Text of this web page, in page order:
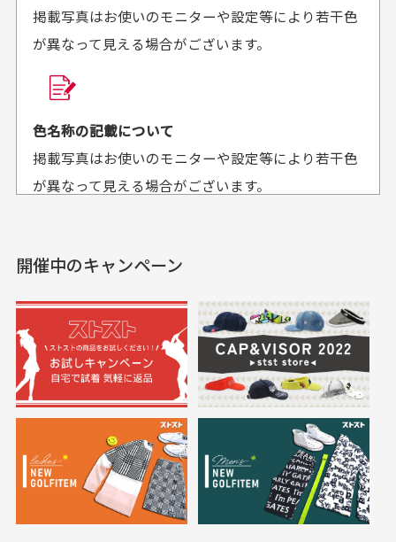
セールかつポイント
も使えて、お得に購
入出来ました
セールかつポイントも使
満足です。
おります
欲しかったスカートが購
30代女性
高価なブルゾンがお
30代女性
いつも素敵な商品を
商品購入からどれくらいで発送してもらえます
か？
平日午前9時までのご注文で最短当日発送させて頂いて
おります。
せて頂いております。
送料はいくらかかりますか？
何点ご購入頂いた場合も全国一律で800円とさせて頂
いております。(1配送先につき)
また5,000円(税込)以上お買い物をして頂けた場合は送
※必ず１つのショッピングカートに複数商品を入れて
ご注文下さいませ。
定休日はありますか？
掲載写真はお使いのモニターや設定等により若干色
が異なって見える場合がございます。
色名称の記載について
掲載写真はお使いのモニターや設定等により若干色
が異なって見える場合がございます。
実寸サイズについて
一点一点手作業で計測しておりますので、若干の誤
差が生じる場合がございます。
においについて
ユーズド商品の特性故、メンテンスを行っておりま
すが、におい（煙草、香水、お香、古着特有の香
り、柔軟剤等)が付着している場合がございます。
開催中のキャンペーン